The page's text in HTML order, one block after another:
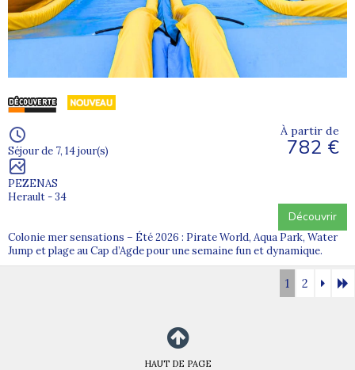
Séjour de 7, 14 jour(s)
PEZENAS
Herault - 34
À partir de
782 €
Découvrir
Colonie mer sensations – Été 2026 : Pirate World, Aqua Park, Water
Jump et plage au Cap d’Agde pour une semaine fun et dynamique.
1 2
HAUT DE PAGE